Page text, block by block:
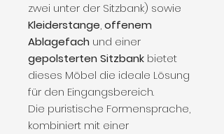
zwei unter der Sitzbank) sowie
Kleiderstange,offenem
Ablagefach und einer
gepolsterten Sitzbank bietet
dieses Möbel die ideale Lösung
für den Eingangsbereich.
Die puristische Formensprache,
kombiniert mit einer